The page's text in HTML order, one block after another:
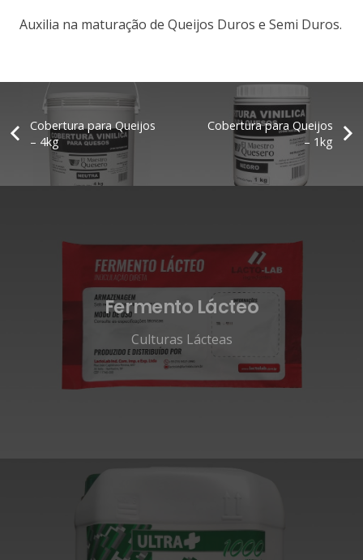
Auxilia na maturação de Queijos Duros e Semi Duros.
Cobertura para Queijos
– 4kg
Cobertura para Queijos
– 1kg
Fermento Lácteo
Culturas Lácteas